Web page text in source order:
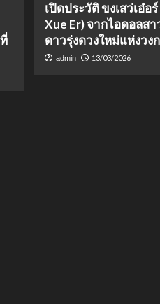
เปิดประวัติ ขงเสว่เอ๋อ
Xue Er) จากไอดอลสา
ดาวรุ่งดวงใหม่แห่งวง
admin 13/03/2026